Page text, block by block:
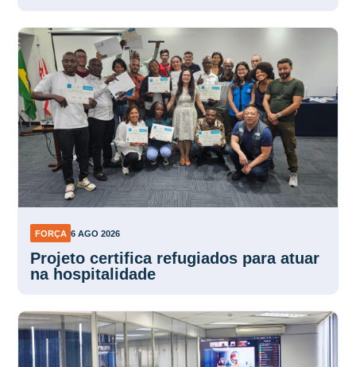
Projeto certifica refugiados para atuar
na hospitalidade